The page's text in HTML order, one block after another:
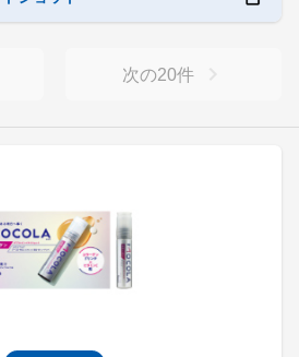
次の20件